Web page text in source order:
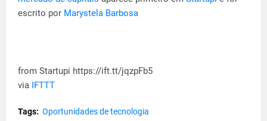
escrito por Marystela Barbosa
from Startupi https://ift.tt/jqzpFb5
via IFTTT
Tags: Oportunidades de tecnologia